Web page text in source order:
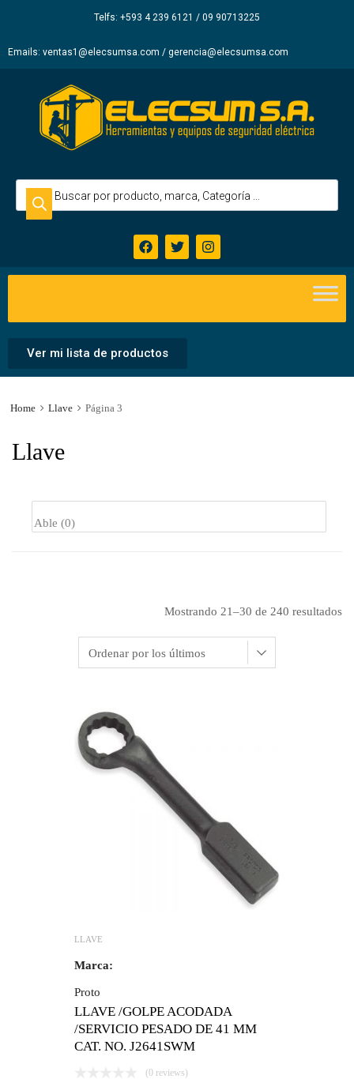
Telfs: +593 4 239 6121 / 09 90713225
Emails: ventas1@elecsumsa.com / gerencia@elecsumsa.com
Ver mi lista de productos
Home Llave Página 3
Llave
Mostrando 21–30 de 240 resultados
LLAVE
Marca:
Proto
LLAVE /GOLPE ACODADA
/SERVICIO PESADO DE 41 MM
CAT. NO. J2641SWM
(0 reviews)